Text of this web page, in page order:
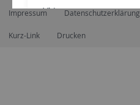
Impressum Datenschutzerklärung
Kurz-Link Drucken
Videos